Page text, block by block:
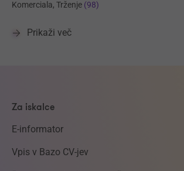
Komerciala, Trženje (98)
Prikaži več
Za iskalce
E-informator
Vpis v Bazo CV-jev